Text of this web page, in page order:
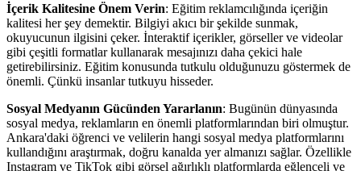
İçerik Kalitesine Önem Verin: Eğitim reklamcılığında içeriğin
kalitesi her şey demektir. Bilgiyi akıcı bir şekilde sunmak,
okuyucunun ilgisini çeker. İnteraktif içerikler, görseller ve videolar
gibi çeşitli formatlar kullanarak mesajınızı daha çekici hale
getirebilirsiniz. Eğitim konusunda tutkulu olduğunuzu göstermek de
önemli. Çünkü insanlar tutkuyu hisseder.
Sosyal Medyanın Gücünden Yararlanın: Bugünün dünyasında
sosyal medya, reklamların en önemli platformlarından biri olmuştur.
Ankara'daki öğrenci ve velilerin hangi sosyal medya platformlarını
kullandığını araştırmak, doğru kanalda yer almanızı sağlar. Özellikle
Instagram ve TikTok gibi görsel ağırlıklı platformlarda eğlenceli ve